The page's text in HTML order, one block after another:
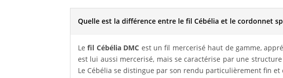
Quelle est la différence entre le fil Cébélia et le cordonnet
Lefil Cébélia DMC est un fil mercerisé haut de gamme,
est lui aussi mercerisé, mais se caractérise par une
Le Cébélia se distingue par son rendu particulièrement fin